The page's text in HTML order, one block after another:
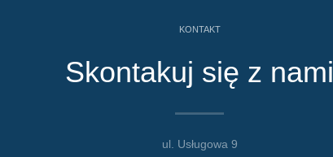
KONTAKT
Skontakuj się z nami
ul. Usługowa 9